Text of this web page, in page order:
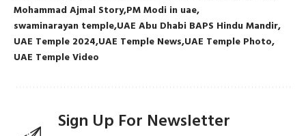
Mohammad Ajmal Story PM Modi in uae
swaminarayan temple UAE Abu Dhabi BAPS Hindu Mandir
UAE Temple 2024 UAE Temple News UAE Temple Photo
UAE Temple Video
Sign Up For Newsletter